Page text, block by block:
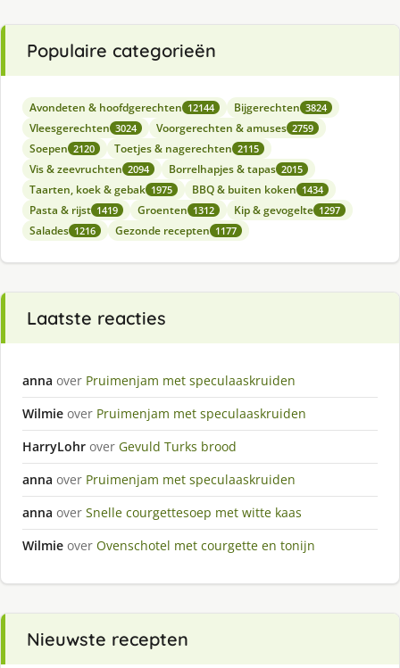
Populaire categorieën
Avondeten & hoofdgerechten 12144 Bijgerechten 3824
Vleesgerechten 3024 Voorgerechten & amuses 2759
Soepen 2120 Toetjes & nagerechten 2115
Vis & zeevruchten 2094 Borrelhapjes & tapas 2015
Taarten, koek & gebak 1975 BBQ & buiten koken 1434
Pasta & rijst 1419 Groenten 1312 Kip & gevogelte 1297
Salades 1216 Gezonde recepten 1177
Laatste reacties
anna over Pruimenjam met speculaaskruiden
Wilmie over Pruimenjam met speculaaskruiden
HarryLohr over Gevuld Turks brood
anna over Pruimenjam met speculaaskruiden
anna over Snelle courgettesoep met witte kaas
Wilmie over Ovenschotel met courgette en tonijn
Nieuwste recepten